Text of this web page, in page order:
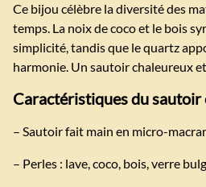
Ce bijou célèbre la diversité des
temps. La noix de coco et le bois
simplicité, tandis que le quartz
harmonie. Un sautoir chaleureux
Caractéristiques du sautoir
– Sautoir fait main en micro-
– Perles : lave, coco, bois, verre